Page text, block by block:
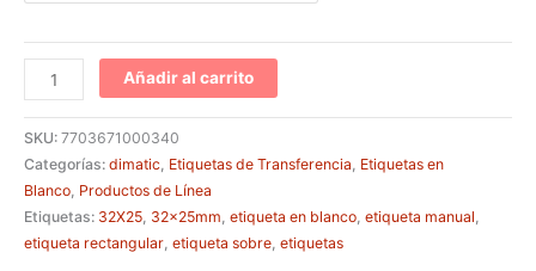
Añadir al carrito
SKU: 7703671000340
Categorías: dimatic, Etiquetas de Transferencia, Etiquetas en
Blanco, Productos de Línea
Etiquetas: 32X25, 32x25mm, etiqueta en blanco, etiqueta manual,
etiqueta rectangular, etiqueta sobre, etiquetas